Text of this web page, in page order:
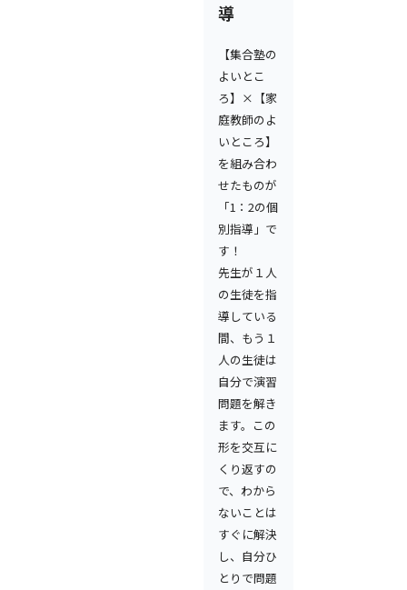
導
【集合塾の
よいとこ
ろ】×【家
庭教師のよ
いところ】
を組み合わ
せたものが
「1：2の個
別指導」で
す！
先生が１人
の生徒を指
導している
間、もう１
人の生徒は
自分で演習
問題を解き
ます。この
形を交互に
くり返すの
で、わから
ないことは
すぐに解決
し、自分ひ
とりで問題